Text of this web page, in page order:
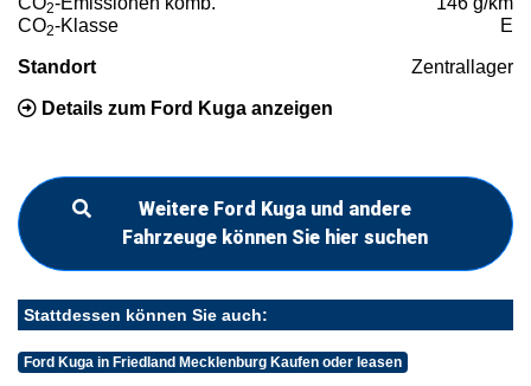
2
CO2-Klasse E
Standort Zentrallager
Details zum Ford Kuga anzeigen
Weitere Ford Kuga und andere
Fahrzeuge können Sie hier suchen
Stattdessen können Sie auch:
Ford Kuga in Friedland Mecklenburg Kaufen oder leasen